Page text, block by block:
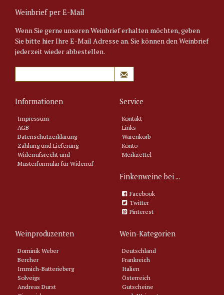
Weinbrief per E-Mail
Wenn Sie gerne unseren Weinbrief erhalten möchten, geben
Sie bitte hier Ihre E-Mail Adresse an. Sie können den Weinbrief
jederzeit wieder abbestellen.
Informationen
Impressum
AGB
Datenschutzerklärung
Zahlung und Lieferung
Widerrufsrecht und
Musterformular für Widerruf
Service
Kontakt
Links
Warenkorb
Konto
Merkzettel
Finkenweine bei ...
Facebook
Twitter
Pinterest
Weinproduzenten
Dominik Weber
Bercher
Immich-Batterieberg
Solveigs
Andreas Durst
Wein-Kategorien
Deutschland
Frankreich
Italien
Österreich
Gutscheine